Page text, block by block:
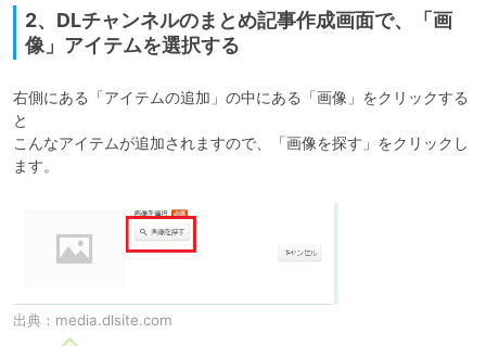
2、DLチャンネルのまとめ記事作成画面で、「画
像」アイテムを選択する
右側にある「アイテムの追加」の中にある「画像」をクリックする
と
こんなアイテムが追加されますので、「画像を探す」をクリックし
ます。
出典： media.dlsite.com